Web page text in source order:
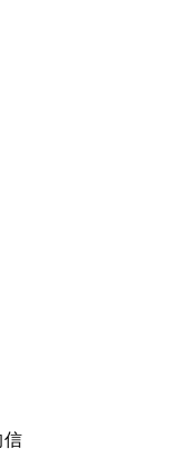
信